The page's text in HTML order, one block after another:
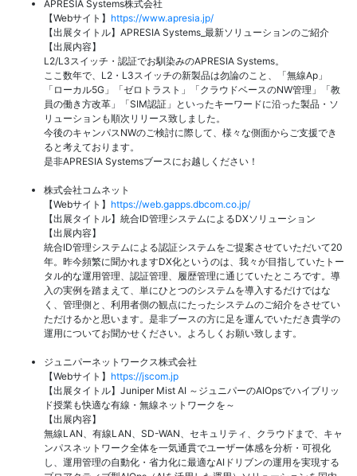
APRESIA Systems株式会社
【Webサイト】 https://www.apresia.jp/
【出展タイトル】APRESIA Systems_最新ソリューションのご紹介
【出展内容】
L2/L3スイッチ・認証でお馴染みのAPRESIA Systems。
ここ数年で、L2・L3スイッチの新製品は勿論のこと、「無線Ap」
「ローカル5G」「ゼロトラスト」「クラウドベースのNW管理」「教
員の働き方改革」「SIM認証」といったキーワードに沿った製品・ソ
リューションも順次リリース致しました。
今後のキャンパスNWのご検討に際して、様々な側面からご支援でき
ると考えております。
是非APRESIA Systemsブースにお越しください！
株式会社コムネット
【Webサイト】 https://web.gapps.dbcom.co.jp/
【出展タイトル】統合ID管理システムによるDXソリューション
【出展内容】
統合ID管理システムによる認証システムをご提案させていただいて20
年。昨今頻繁に聞かれますDX化というのは、我々が目指していたトー
タル的な運用管理、認証管理、履歴管理に通じていたところです。導
入の実例を踏まえて、単にひとつのシステムを導入するだけではな
く、管理側と、利用者側の観点にたったシステムのご紹介をさせてい
ただけるかと思います。是非ブースの方に足を運んでいただき貴学の
運用についてお聞かせください。よろしくお願い致します。
ジュニパーネットワークス株式会社
【Webサイト】 https://jscom.jp
【出展タイトル】Juniper Mist AI ～ジュニパーのAIOpsでハイブリッ
ド授業も快適な有線・無線ネットワークを～
【出展内容】
無線LAN、有線LAN、SD-WAN、セキュリティ、クラウドまで、キャ
ンパスネットワーク全体を一気通貫でユーザー体感を分析・可視化
し、運用管理の自動化・省力化に最適なAIドリブンの運用を実現する